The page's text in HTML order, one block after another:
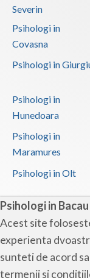
Psihologi in Bacau
Acest site
experienta
sunteti de acord
termenii si
Severin
Psihologi in
Covasna
Psihologi in
Psihologi in
Hunedoara
Psihologi in
Maramures
Psihologi in Olt
Psihologi in Sibiu
Psihologi in Timis